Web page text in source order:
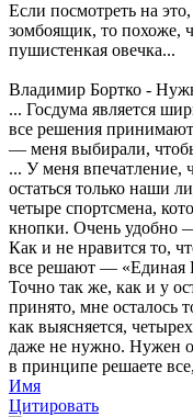
Если посмотреть на
зомбоящик, то похоже,
пушистенкая овечка...
Владимир Бортко -
... Госдума является
все решения
— меня выбирали,
... У меня впечатление,
остаться только наши
четыре спортсмена,
кнопки. Очень удобно
Как и не нравится то,
все решают — «Единая
Точно так же, как и у
принято, мне осталось
как выясняется,
даже не нужно. Нужен
в принципе решаете
Имя
Цитировать